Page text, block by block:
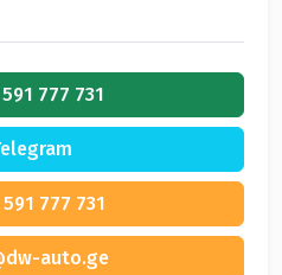
777 731
777 731
auto.ge